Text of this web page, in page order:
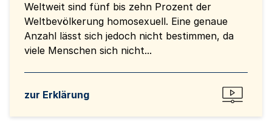
Weltweit sind fünf bis zehn Prozent der
Weltbevölkerung homosexuell. Eine genaue
Anzahl lässt sich jedoch nicht bestimmen, da
viele Menschen sich nicht...
zur Erklärung